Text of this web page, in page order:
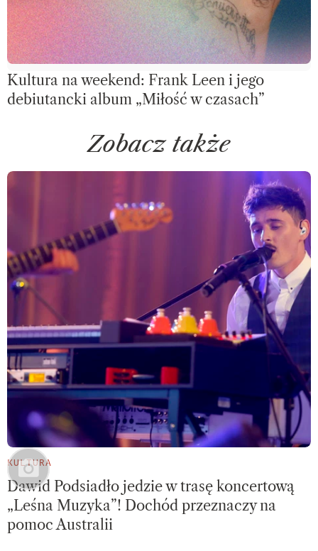
Kultura na weekend: Frank Leen i jego
debiutancki album „Miłość w czasach”
Zobacz także
KULTURA
Dawid Podsiadło jedzie w trasę koncertową
„Leśna Muzyka”! Dochód przeznaczy na
pomoc Australii